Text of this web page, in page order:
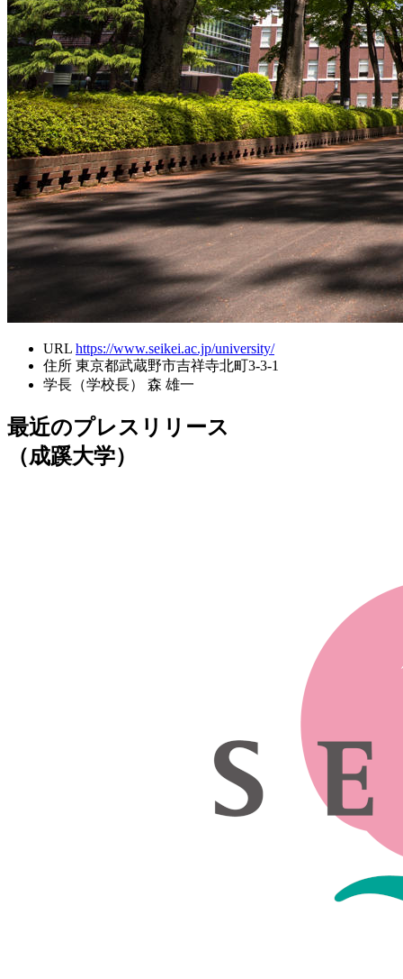
URL https://www.seikei.ac.jp/university/
住所 東京都武蔵野市吉祥寺北町3-3-1
学長（学校長）
森 雄一
最近のプレスリリース
（成蹊大学）